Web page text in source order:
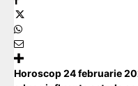
Horoscop 24 februarie